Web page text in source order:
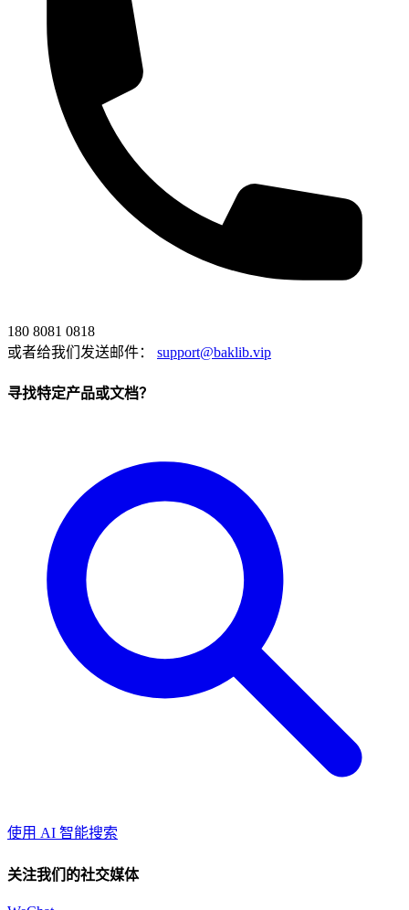
180 8081 0818
或者给我们发送邮件：
support@baklib.vip
寻找特定产品或文档？
使用 AI 智能搜索
关注我们的社交媒体